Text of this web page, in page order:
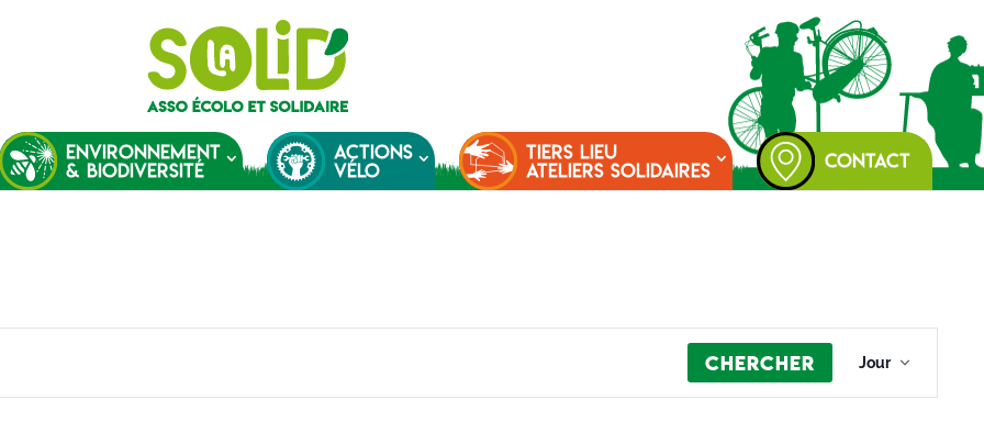
ENVIRONNEMENT
& BIODIVERSITÉ
ACTIONS
VÉLO
TIERS LIEU
ATELIERS SOLIDAIRES
CONTACT
Chercher
de
vues
Jour